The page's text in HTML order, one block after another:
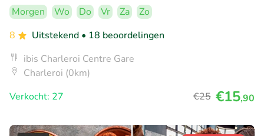
Morgen Wo Do Vr Za
Zo
8
Uitstekend • 18 beoordelingen
ibis Charleroi Centre Gare
Charleroi (0km)
Verkocht: 27
€25 €15,90